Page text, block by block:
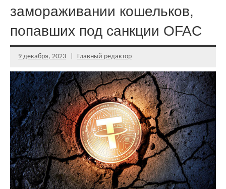
замораживании кошельков,
попавших под санкции OFAC
9 декабря, 2023 Главный редактор